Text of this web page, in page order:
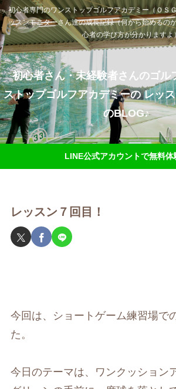
初心者専門のワンストップゴルフアカデミー（ＯＳ
ッスンモニターさん達の成長記録（何から始めるの
心者の学び方が分かりますよ
初心者さん・未経験者さんのゴル
ストップゴルフアカデミーの レッ
のBLOG♪
LINE公式アカウントで無料体
レッスン７回目！
今回は、ショートゲーム練習場で
た。
今日のテーマは、ワンクッション